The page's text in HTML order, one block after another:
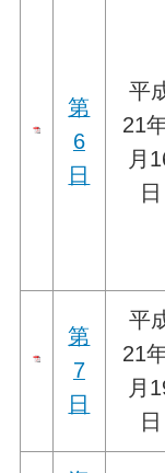
第
6
日
平
21
月
日
第
7
日
平
21
月
日